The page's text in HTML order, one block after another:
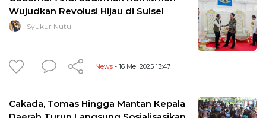
Wujudkan Revolusi Hijau di Sulsel
Syukur Nutu
News - 16 Mei 2025 13:47
Cakada, Tomas Hingga Mantan Kepala